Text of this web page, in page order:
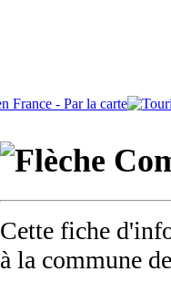
Cette fiche
à la commune